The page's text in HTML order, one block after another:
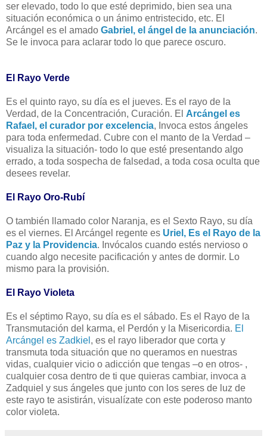
ser elevado, todo lo que esté deprimido, bien sea una
situación económica o un ánimo entristecido, etc. El
Arcángel es el amado Gabriel, el ángel de la anunciación.
Se le invoca para aclarar todo lo que parece oscuro.
El Rayo Verde
Es el quinto rayo, su día es el jueves. Es el rayo de la
Verdad, de la Concentración, Curación. El Arcángel es
Rafael, el curador por excelencia, Invoca estos ángeles
para toda enfermedad. Cubre con el manto de la Verdad –
visualiza la situación- todo lo que esté presentando algo
errado, a toda sospecha de falsedad, a toda cosa oculta que
desees revelar.
El Rayo Oro-Rubí
O también llamado color Naranja, es el Sexto Rayo, su día
es el viernes. El Arcángel regente es Uriel, Es el Rayo de la
Paz y la Providencia. Invócalos cuando estés nervioso o
cuando algo necesite pacificación y antes de dormir. Lo
mismo para la provisión.
El Rayo Violeta
Es el séptimo Rayo, su día es el sábado. Es el Rayo de la
Transmutación del karma, el Perdón y la Misericordia. El
Arcángel es Zadkiel , es el rayo liberador que corta y
transmuta toda situación que no queramos en nuestras
vidas, cualquier vicio o adicción que tengas –o en otros- ,
cualquier cosa dentro de ti que quieras cambiar, invoca a
Zadquiel y sus ángeles que junto con los seres de luz de
este rayo te asistirán, visualízate con este poderoso manto
color violeta.